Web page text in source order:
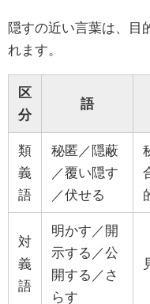
隠すの近い言葉は、目
れます。
区
分
語
類
義
語
秘匿／隠蔽
／覆い隠す
／伏せる
対
義
語
明かす／開
示する／公
開する／さ
らす